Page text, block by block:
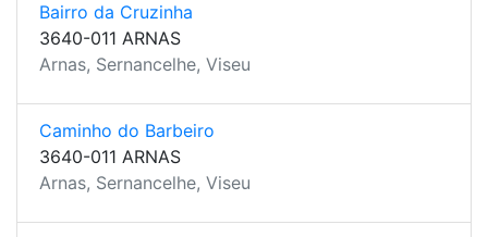
Bairro da Cruzinha
3640-011 ARNAS
Arnas, Sernancelhe, Viseu
Caminho do Barbeiro
3640-011 ARNAS
Arnas, Sernancelhe, Viseu